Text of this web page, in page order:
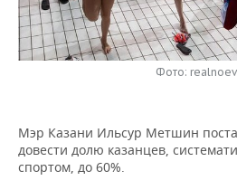
НЕФТЕХИМИЯ
НЕФТЬ
ЭНЕРГЕТИКА
РОЗНИЧНАЯ ТОРГОВЛЯ
НОВОСТИ ТЕХНОЛОГИЙ
ТЕЛЕКОММУНИКАЦИИ
МЕРОПРИЯТИЯ
НОВОСТИ МЕРОПРИЯТИЙ
БИЗНЕС-БРАНЧИ
ФУТБОЛ
НОВОСТИ ОБЩЕСТВА
ФОТОГАЛЕРЕЯ
Фото:
Мэр Казани Ильсур Метшин
довести долю казанцев,
спортом, до 60%.